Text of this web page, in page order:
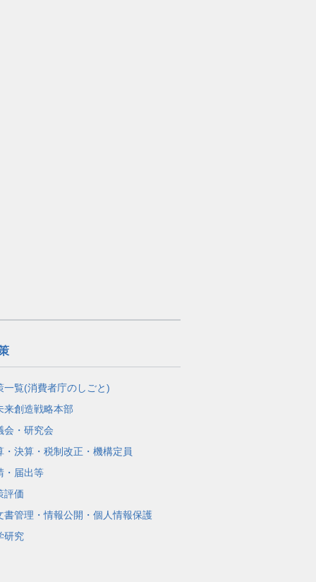
一覧(消費者庁のしごと)
来創造戦略本部
会・研究会
・決算・税制改正・機構定員
・届出等
評価
書管理・情報公開・個人情報保護
研究